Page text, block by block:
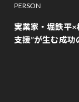
PERSON
実業家・堀鉄平×
支援”が生む成功